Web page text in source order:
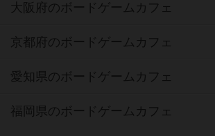
大阪府のボードゲームカフェ
京都府のボードゲームカフェ
愛知県のボードゲームカフェ
福岡県のボードゲームカフェ